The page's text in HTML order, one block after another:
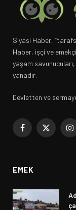
Siyasi Haber,
Haber, işçi ve
yaşam
yanadır.
Devletten ve
Facebook
X
EMEK